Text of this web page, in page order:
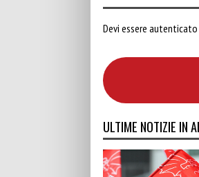
Devi essere
ULTIME NOTIZIE IN